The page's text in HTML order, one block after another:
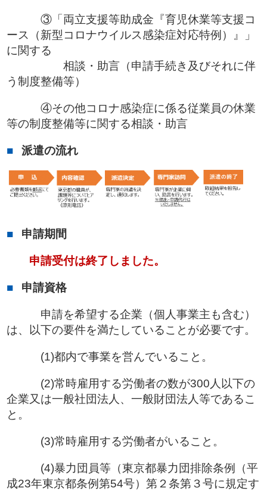
③「両立支援等助成金『育児休業等支援コ
ース（新型コロナウイルス感染症対応特例）』」
に関する
相談・助言（申請手続き及びそれに伴
う制度整備等）
④その他コロナ感染症に係る従業員の休業
等の制度整備等に関する相談・助言
派遣の流れ
申請期間
申請受付は終了しました。
申請資格
申請を希望する企業（個人事業主も含む）
は、以下の要件を満たしていることが必要です。
(1)都内で事業を営んでいること。
(2)常時雇用する労働者の数が300人以下の
企業又は一般社団法人、一般財団法人等であるこ
と。
(3)常時雇用する労働者がいること。
(4)暴力団員等（東京都暴力団排除条例（平
成23年東京都条例第54号）第２条第３号に規定す